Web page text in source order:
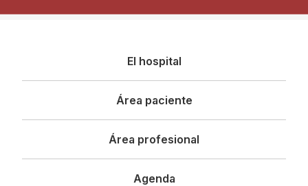
principal
El hospital
Área paciente
Área profesional
Agenda